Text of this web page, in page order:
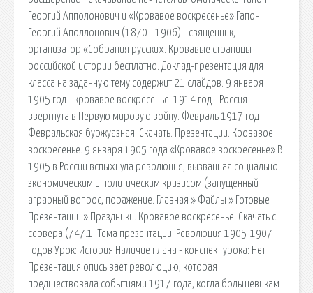
Георгий Апполонович и «Кровавое воскресенье» Гапон
Георгий Аполлонович (1870 - 1906) - священник,
организатор «Собрания русских. Кровавые страницы
российской истории бесплатно. Доклад-презентация для
класса на заданную тему содержит 21 слайдов. 9 января
1905 год - кровавое воскресенье. 1914 год - Россия
ввергнута в Первую мировую войну. Февраль 1917 год -
Февральская буржуазная. Скачать. Презентации. Кровавое
воскресенье. 9 января 1905 года «Кровавое воскресенье» В
1905 в России вспыхнула революция, вызванная социально-
экономическим и политическим кризисом (запущенный
аграрный вопрос, поражение. Главная » Файлы » Готовые
Презентации » Праздники. Кровавое воскресенье. Скачать с
сервера (747.1. Тема презентации: Революция 1905-1907
годов Урок: История Наличие плана - конспект урока: Нет
Презентация описывает революцию, которая
предшествовала событиями 1917 года, когда большевикам